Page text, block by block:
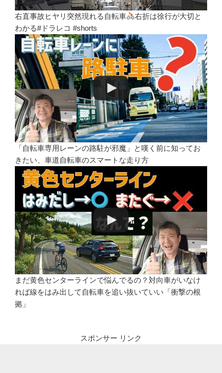
右直事故ヒヤリ突然現れる自転車
右折は徐行が大切と
わかる#ドラレコ #shorts
「自転車専用レーンの路駐が邪魔」と嘆く前に知ってお
きたい、車道自転車のスマートな走り方
まだ黄色センターラインで悩んでるの？対向車がいなけ
れば線をはみ出して自転車を追い抜いていい「衝撃の根
拠」
スポンサー リンク